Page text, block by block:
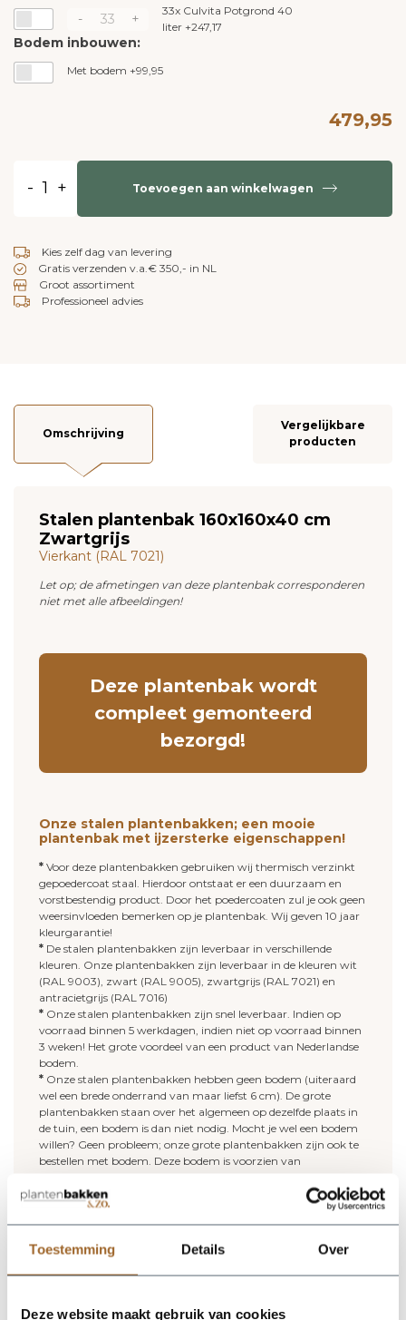
Toestemming Details Over
Deze website maakt gebruik van cookies
-
+ 33x Culvita Potgrond 40
liter +247,17
Bodem inbouwen:
Met bodem +99,95
479,95
- + Toevoegen aan winkelwagen
Kies zelf dag van levering
Gratis verzenden v.a.€ 350,- in NL
Groot assortiment
Professioneel advies
Omschrijving
Vergelijkbare
producten
Stalen plantenbak 160x160x40 cm
Zwartgrijs
Vierkant (RAL 7021)
Let op; de afmetingen van deze plantenbak corresponderen
niet met alle afbeeldingen!
Deze plantenbak wordt
compleet gemonteerd
bezorgd!
Onze stalen plantenbakken; een mooie
plantenbak met ijzersterke eigenschappen!
* Voor deze plantenbakken gebruiken wij thermisch verzinkt
gepoedercoat staal. Hierdoor ontstaat er een duurzaam en
vorstbestendig product. Door het poedercoaten zul je ook geen
weersinvloeden bemerken op je plantenbak. Wij geven 10 jaar
kleurgarantie!
* De stalen plantenbakken zijn leverbaar in verschillende
kleuren. Onze plantenbakken zijn leverbaar in de kleuren wit
(RAL 9003), zwart (RAL 9005), zwartgrijs (RAL 7021) en
antracietgrijs (RAL 7016)
* Onze stalen plantenbakken zijn snel leverbaar. Indien op
voorraad binnen 5 werkdagen, indien niet op voorraad binnen
3 weken! Het grote voordeel van een product van Nederlandse
bodem.
* Onze stalen plantenbakken hebben geen bodem (uiteraard
wel een brede onderrand van maar liefst 6 cm). De grote
plantenbakken staan over het algemeen op dezelfde plaats in
de tuin, een bodem is dan niet nodig. Mocht je wel een bodem
willen? Geen probleem; onze grote plantenbakken zijn ook te
bestellen met bodem. Deze bodem is voorzien van
*Vijf jaar garantie op onze stalen plantenbakken!
Meer lezen over onze stalen plantenbakken? Lees gerust
dan gebruik van potgrond, je hebt geen hydrokorrels nodig.